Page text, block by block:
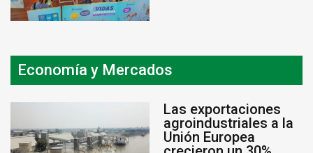
Economía y Mercados
Las exportaciones
agroindustriales a la
Unión Europea